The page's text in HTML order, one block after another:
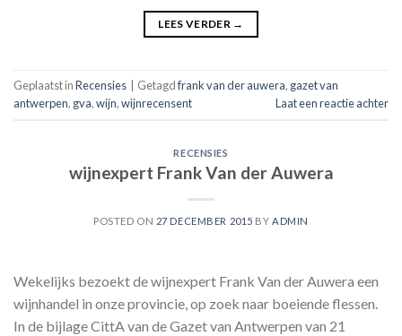
LEES VERDER →
Geplaatst inRecensies Getagdfrank van der auwera, gazet van
antwerpen, gva,wijn,wijnrecensent Laat een reactie achter
RECENSIES
wijnexpert Frank Van der Auwera
POSTED ON 27 DECEMBER 2015 BY ADMIN
Wekelijks bezoekt de wijnexpert Frank Van der Auwera een
wijnhandel in onze provincie, op zoek naar boeiende flessen.
In de bijlage CittA van de Gazet van Antwerpen van 21